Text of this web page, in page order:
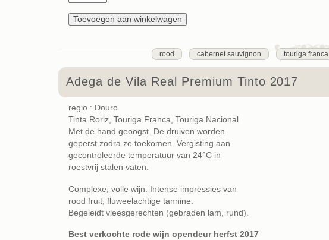
rood cabernet sauvignon touriga franca
Adega de Vila Real Premium Tinto 2017
regio : Douro
Tinta Roriz, Touriga Franca, Touriga Nacional
Met de hand geoogst. De druiven worden
geperst zodra ze toekomen. Vergisting aan
gecontroleerde temperatuur van 24°C in
roestvrij stalen vaten.
Complexe, volle wijn. Intense impressies van
rood fruit, fluweelachtige tannine.
Begeleidt vleesgerechten (gebraden lam, rund).
Best verkochte rode wijn opendeur herfst 2017